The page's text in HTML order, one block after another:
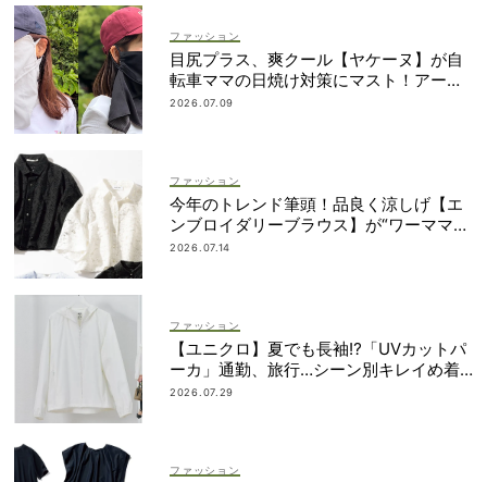
ファッション
目尻プラス、爽クール【ヤケーヌ】が自
転車ママの日焼け対策にマスト！アーム
カバーの愛用者も
2026.07.09
ファッション
今年のトレンド筆頭！品良く涼しげ【エ
ンブロイダリーブラウス】が“ワーママの
新定番”
2026.07.14
ファッション
【ユニクロ】夏でも長袖⁉「UVカットパ
ーカ」通勤、旅行…シーン別キレイめ着
こなし3選
2026.07.29
ファッション